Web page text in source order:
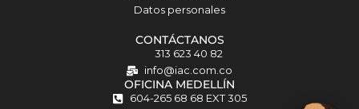
Datos personales
CONTÁCTANOS
313 623 40 82
info@iac.com.co
OFICINA MEDELLÍN
604-265 68 68 EXT 305